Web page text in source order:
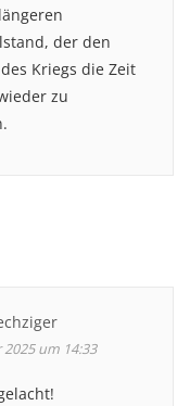
der den
Kriegs die Zeit
zu
2025 um 14:33